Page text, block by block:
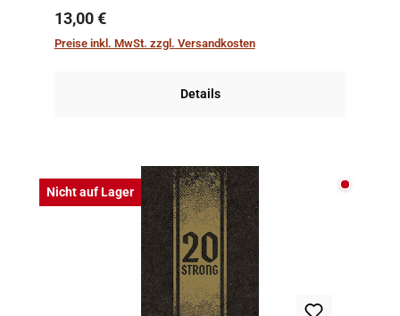
Spielenden aus, die es in die Höhe zu treiben
gilt. Doch das geht natürlich nur, solange man
Regulärer Preis:
13,00 €
Preise inkl. MwSt. zzgl. Versandkosten
Details
Nicht auf Lager Nicht